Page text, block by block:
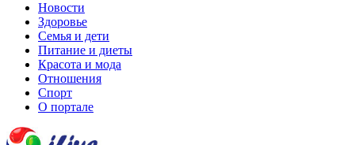
Новости
Здоровье
Семья и дети
Питание и диеты
Красота и мода
Отношения
Спорт
О портале